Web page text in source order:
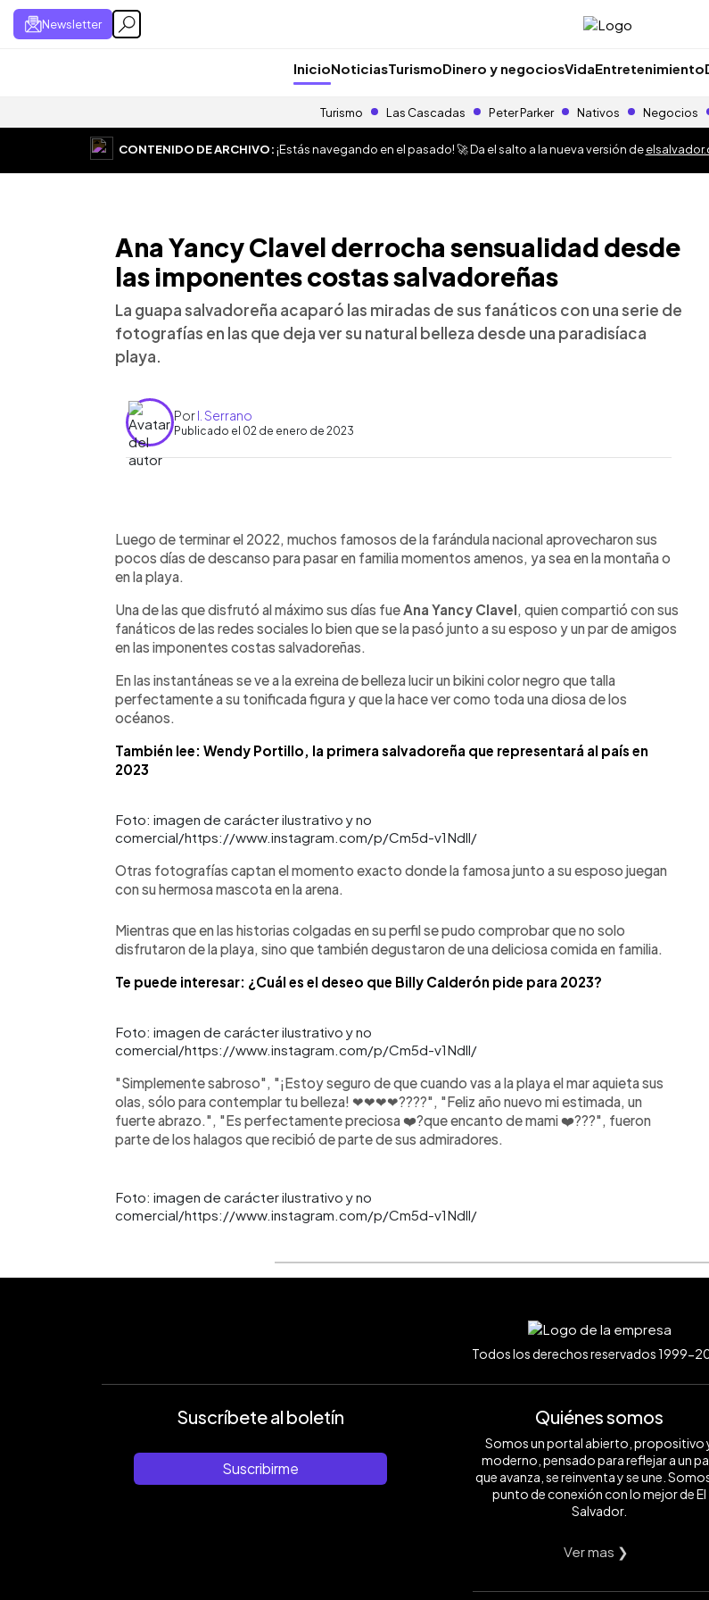
Newsletter
InicioNoticiasTurismoDinero y negociosVidaEntretenimiento
Turismo Las Cascadas Peter Parker Nativos Negocios
CONTENIDO DE ARCHIVO:¡Estás navegando en el pasado! 🚀 Da el salto a la nueva versión de
Ana Yancy Clavel derrocha sensualidad desde
las imponentes costas salvadoreñas
La guapa salvadoreña acaparó las miradas de sus fanáticos con una serie de
fotografías en las que deja ver su natural belleza desde una paradisíaca
playa.
PorI. Serrano
Publicado el 02 de enero de 2023
► Escuchar artículo
Luego de terminar el 2022, muchos famosos de la farándula nacional aprovecharon sus
pocos días de descanso para pasar en familia momentos amenos, ya sea en la montaña o
en la playa.
Una de las que disfrutó al máximo sus días fueAna Yancy Clavel, quien compartió con sus
fanáticos de las redes sociales lo bien que se la pasó junto a su esposo y un par de amigos
en las imponentes costas salvadoreñas.
En las instantáneas se ve a la exreina de belleza lucir un bikini color negro que talla
perfectamente a su tonificada figura y que la hace ver como toda una diosa de los
océanos.
También lee: Wendy Portillo, la primera salvadoreña que representará al país en
2023
Foto: imagen de carácter ilustrativo y no
comercial/https://www.instagram.com/p/Cm5d-v1Ndll/
Otras fotografías captan el momento exacto donde la famosa junto a su esposo juegan
con su hermosa mascota en la arena.
Mientras que en las historias colgadas en su perfil se pudo comprobar que no solo
disfrutaron de la playa, sino que también degustaron de una deliciosa comida en familia.
Te puede interesar: ¿Cuál es el deseo que Billy Calderón pide para 2023?
Foto: imagen de carácter ilustrativo y no
comercial/https://www.instagram.com/p/Cm5d-v1Ndll/
"Simplemente sabroso", "¡Estoy seguro de que cuando vas a la playa el mar aquieta sus
olas, sólo para contemplar tu belleza! ❤❤❤❤????", "Feliz año nuevo mi estimada, un
fuerte abrazo.", "Es perfectamente preciosa ❤️?que encanto de mami ❤️???", fueron
parte de los halagos que recibió de parte de sus admiradores.
Foto: imagen de carácter ilustrativo y no
comercial/https://www.instagram.com/p/Cm5d-v1Ndll/
Todos los derechos reservados 1999-
Suscríbete al boletín
Suscribirme
Quiénes somos
Somos un portal abierto, propositivo
moderno, pensado para reflejar a un
que avanza, se reinventa y se une.
punto de conexión con lo mejor de El
Salvador.
Ver mas ❯